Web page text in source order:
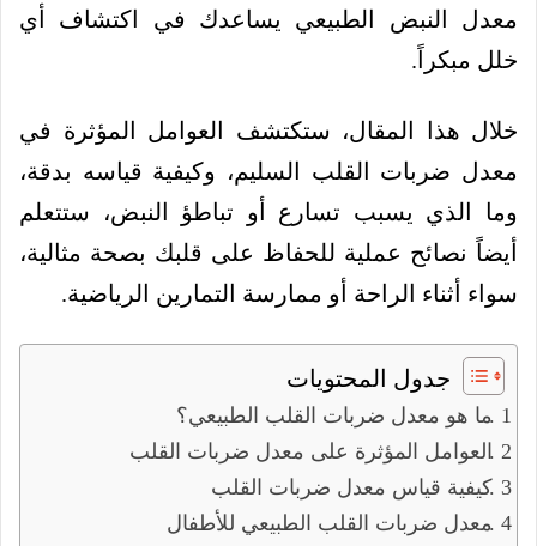
معدل النبض الطبيعي يساعدك في اكتشاف أي
خلل مبكراً.
خلال هذا المقال، ستكتشف العوامل المؤثرة في
معدل ضربات القلب السليم، وكيفية قياسه بدقة،
وما الذي يسبب تسارع أو تباطؤ النبض، ستتعلم
أيضاً نصائح عملية للحفاظ على قلبك بصحة مثالية،
سواء أثناء الراحة أو ممارسة التمارين الرياضية.
جدول المحتويات
ما هو معدل ضربات القلب الطبيعي؟
العوامل المؤثرة على معدل ضربات القلب
كيفية قياس معدل ضربات القلب
معدل ضربات القلب الطبيعي للأطفال